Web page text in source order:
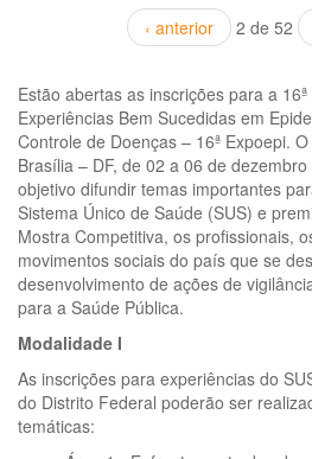
‹ anterior 2 de 52
Estão abertas as inscrições para a
Experiências Bem Sucedidas em
Controle de Doenças – 16ª Expoepi.
Brasília – DF, de 02 a 06 de
objetivo difundir temas importantes
Sistema Único de Saúde (SUS) e
Mostra Competitiva, os profissionais,
movimentos sociais do país que se
desenvolvimento de ações de
para a Saúde Pública.
Modalidade I
As inscrições para experiências do
do Distrito Federal poderão ser
temáticas: